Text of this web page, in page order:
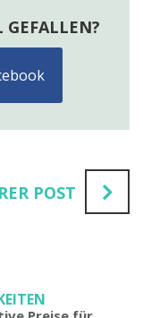
GEFALLEN?
POST